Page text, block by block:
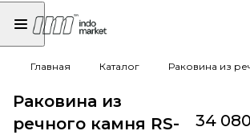
Главная Каталог Раковина из
Раковина из
речного камня RS-
34